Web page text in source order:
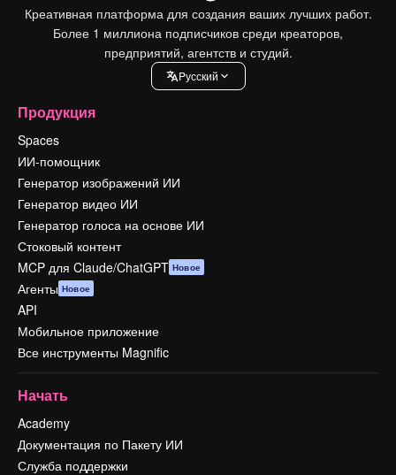
Креативная платформа для создания ваших лучших работ.
Более 1 миллиона подписчиков среди креаторов,
предприятий, агентств и студий.
Pусский
Продукция
Spaces
ИИ-помощник
Генератор изображений ИИ
Генератор видео ИИ
Генератор голоса на основе ИИ
Стоковый контент
MCP для Claude/ChatGPT Новое
Агенты Новое
API
Мобильное приложение
Все инструменты Magnific
Начать
Academy
Документация по Пакету ИИ
Служба поддержки